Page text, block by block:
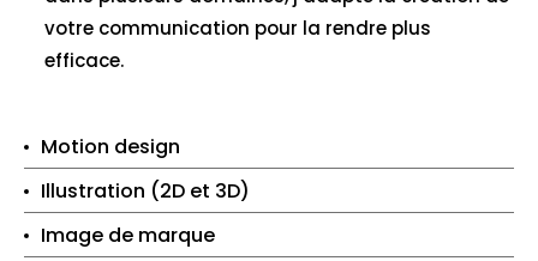
votre communication pour la rendre plus
efficace.
Motion design
Illustration (2D et 3D)
Image de marque